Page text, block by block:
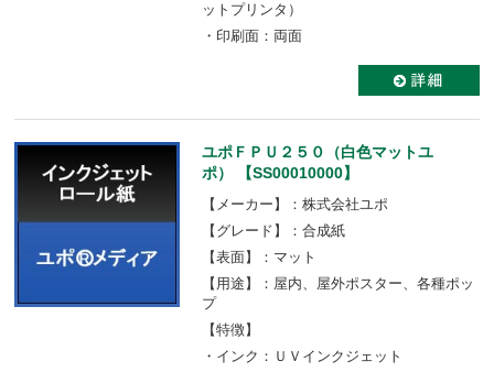
ットプリンタ）
・印刷面：両面
ユポＦＰＵ２５０（白色マットユ
ポ） 【SS00010000】
【メーカー】：株式会社ユポ
【グレード】：合成紙
【表面】：マット
【用途】：屋内、屋外ポスター、各種ポッ
プ
【特徴】
・インク：ＵＶインクジェット